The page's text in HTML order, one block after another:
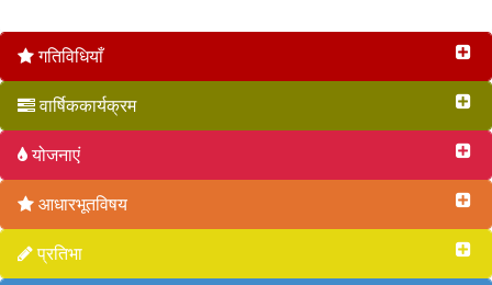
गतिविधियाँ
वार्षिककार्यक्रम
योजनाएं
आधारभूतविषय
प्रतिभा